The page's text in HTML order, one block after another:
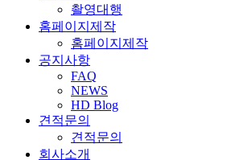
촬영대행
홈페이지제작
홈페이지제작
공지사항
FAQ
NEWS
HD Blog
견적문의
견적문의
회사소개